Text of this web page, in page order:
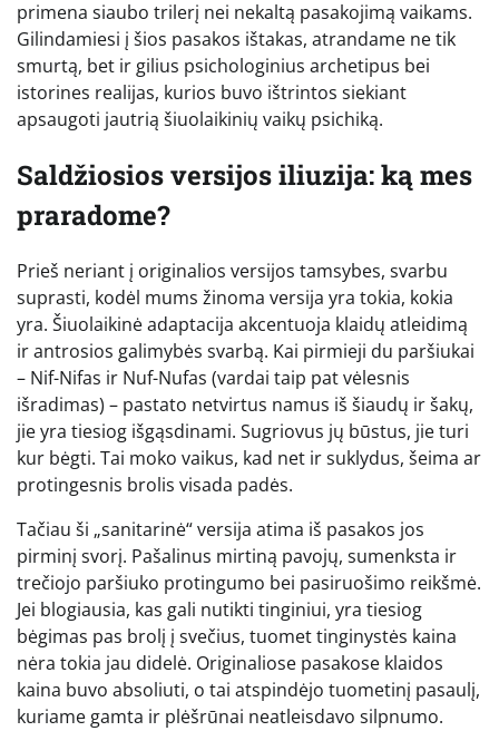
primena siaubo trilerį nei nekaltą pasakojimą vaikams.
Gilindamiesi į šios pasakos ištakas, atrandame ne tik
smurtą, bet ir gilius psichologinius archetipus bei
istorines realijas, kurios buvo ištrintos siekiant
apsaugoti jautrią šiuolaikinių vaikų psichiką.
Saldžiosios versijos iliuzija: ką mes
praradome?
Prieš neriant į originalios versijos tamsybes, svarbu
suprasti, kodėl mums žinoma versija yra tokia, kokia
yra. Šiuolaikinė adaptacija akcentuoja klaidų atleidimą
ir antrosios galimybės svarbą. Kai pirmieji du paršiukai
– Nif-Nifas ir Nuf-Nufas (vardai taip pat vėlesnis
išradimas) – pastato netvirtus namus iš šiaudų ir šakų,
jie yra tiesiog išgąsdinami. Sugriovus jų būstus, jie turi
kur bėgti. Tai moko vaikus, kad net ir suklydus, šeima ar
protingesnis brolis visada padės.
Tačiau ši „sanitarinė“ versija atima iš pasakos jos
pirminį svorį. Pašalinus mirtiną pavojų, sumenksta ir
trečiojo paršiuko protingumo bei pasiruošimo reikšmė.
Jei blogiausia, kas gali nutikti tinginiui, yra tiesiog
bėgimas pas brolį į svečius, tuomet tinginystės kaina
nėra tokia jau didelė. Originaliose pasakose klaidos
kaina buvo absoliuti, o tai atspindėjo tuometinį pasaulį,
kuriame gamta ir plėšrūnai neatleisdavo silpnumo.